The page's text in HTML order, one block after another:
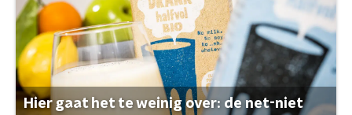
Hier gaat het te weinig over: de net-niet